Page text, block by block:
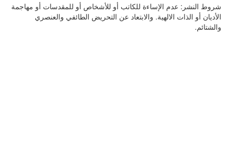
شروط النشر: عدم الإساءة للكاتب أو للأشخاص أو للمقدسات أو مهاجمة
الأديان أو الذات الالهية. والابتعاد عن التحريض الطائفي والعنصري
والشتائم.